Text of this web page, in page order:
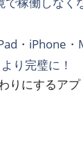
・iPhone
り完璧に！
りにするア